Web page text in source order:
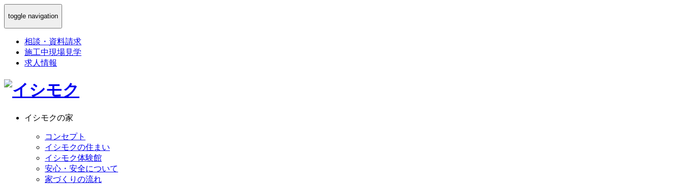
toggle navigation
相談 ・ 資料請求
施工中現場見学
求人情報
イシモクの家
コンセプト
イシモクの住まい
イシモク体験館
安心・安全について
家づくりの流れ